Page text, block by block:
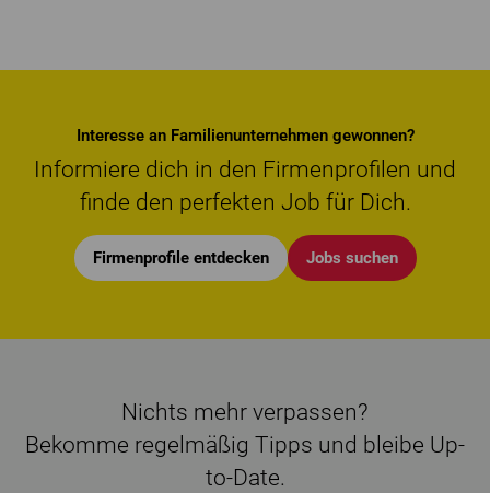
Interesse an Familienunternehmen gewonnen?
Informiere dich in den Firmenprofilen und
finde den perfekten Job für Dich.
Firmenprofile entdecken Jobs suchen
Nichts mehr verpassen?
Bekomme regelmäßig Tipps und bleibe Up-
to-Date.